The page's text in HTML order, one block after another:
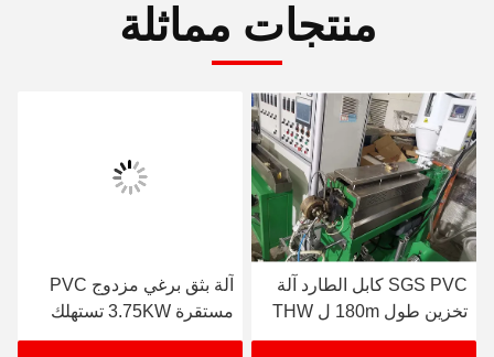
منتجات مماثلة
SGS PVC كابل الطارد آلة
تخزين طول 180m ل THW
VCT
آلة بثق برغي مزدوج PVC
مستقرة 3.75KW تستهلك
الطاقة